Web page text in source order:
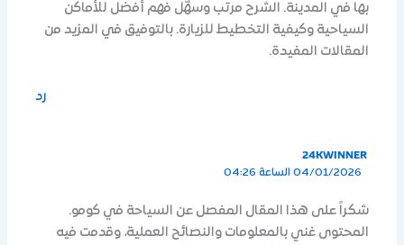
بها في المدينة. الشرح مرتب وسهّل فهم أفضل للأماكن
السياحية وكيفية التخطيط للزيارة. بالتوفيق في المزيد من
المقالات المفيدة.
رد
24KWINNER
04/01/2026 الساعة 04:26
شكراً على هذا المقال المفصل عن السياحة في كومو.
المحتوى غني بالمعلومات والنصائح العملية، وقدمت فيه